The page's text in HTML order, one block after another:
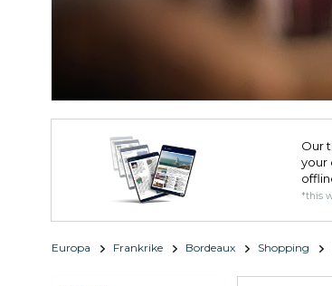
Our
your
*this
Europa Frankrike Bordeaux Shopping